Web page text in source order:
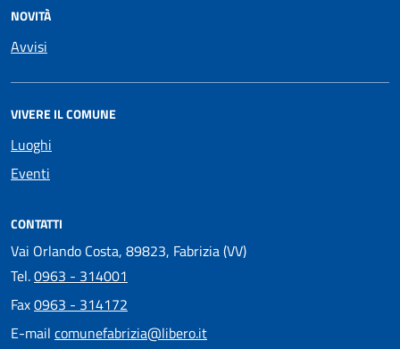
NOVITÀ
Avvisi
VIVERE IL COMUNE
Luoghi
Eventi
CONTATTI
Vai Orlando Costa, 89823, Fabrizia (VV)
Tel.0963 - 314001
Fax0963 - 314172
E-mail comunefabrizia@libero.it